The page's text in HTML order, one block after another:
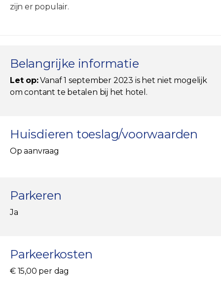
zijn er populair.
Belangrijke informatie
Let op:Vanaf 1 september 2023 is het niet mogelijk
om contant te betalen bij het hotel.
Huisdieren toeslag/voorwaarden
Op aanvraag
Parkeren
Ja
Parkeerkosten
€ 15,00 per dag